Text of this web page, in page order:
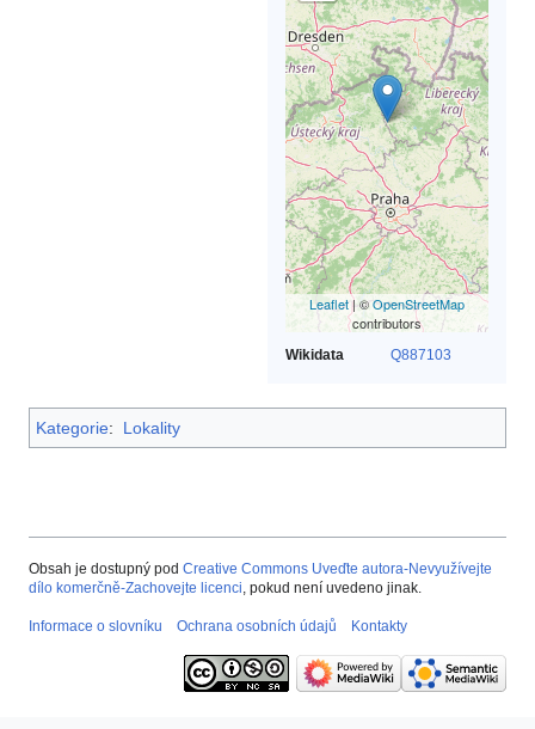
Leaflet| ©OpenStreetMap
contributors
Wikidata Q887103
Kategorie: Lokality
Obsah je dostupný pod Creative Commons Uveďte autora-Nevyužívejte
dílo komerčně-Zachovejte licenci, pokud není uvedeno jinak.
Informace o slovníku Ochrana osobních údajů Kontakty